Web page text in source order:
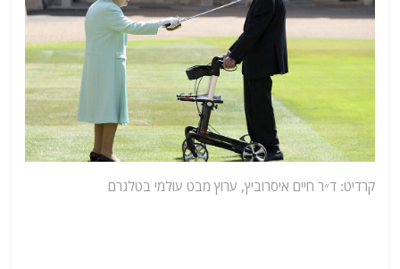
קרדיט: ד״ר חיים איסרוביץ, ערוץ מבט עולמי בטלגרם